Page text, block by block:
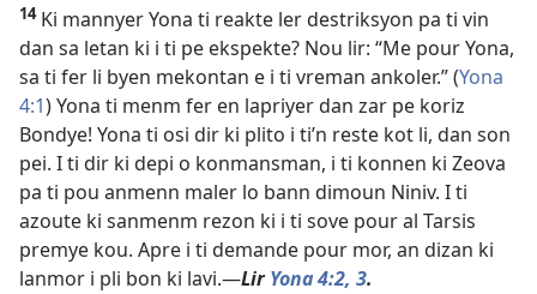
14Ki mannyer Yona ti reakte ler destriksyon pa ti vin
dan sa letan ki i ti pe ekspekte? Nou lir: “Me pour Yona,
sa ti fer li byen mekontan e i ti vreman ankoler.” (Yona
4:1) Yona ti menm fer en lapriyer dan zar pe koriz
Bondye! Yona ti osi dir ki plito i ti’n reste kot li, dan son
pei. I ti dir ki depi o konmansman, i ti konnen ki Zeova
pa ti pou anmenn maler lo bann dimoun Niniv. I ti
azoute ki sanmenm rezon ki i ti sove pour al Tarsis
premye kou. Apre i ti demande pour mor, an dizan ki
lanmor i pli bon ki lavi.​—Lir Yona 4:2, 3.